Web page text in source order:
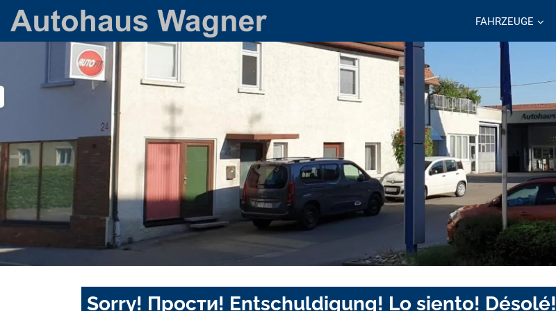
FAHRZEUGE
Sorry! Прости! Entschuldigung! Lo siento! Désolé!